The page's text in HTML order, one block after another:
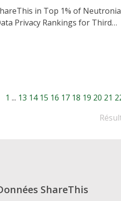
in Top 1% of
Privacy Rankings for Third
1 ... 13 14 15 16 17 18 19 20 21
ShareThis